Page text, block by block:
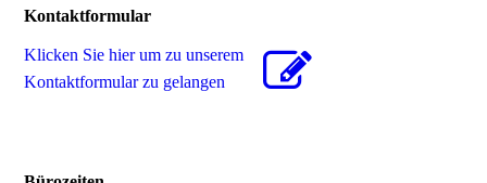
Kontaktformular
Klicken Sie hier um zu unserem
Kon­takt­for­mu­lar zu gelangen